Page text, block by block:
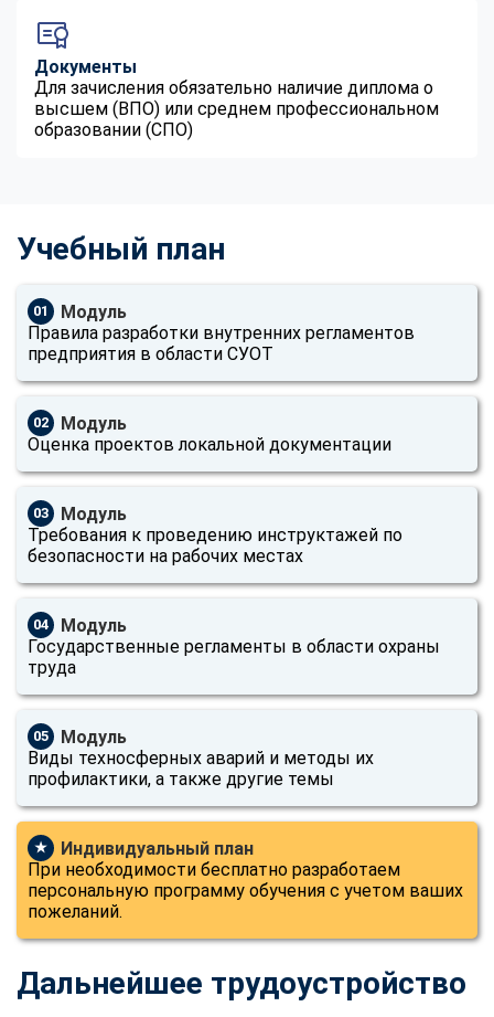
Документы
Для зачисления обязательно наличие диплома о
высшем (ВПО) или среднем профессиональном
образовании (СПО)
Учебный план
01
Модуль
Правила разработки внутренних регламентов
предприятия в области СУОТ
02
Модуль
Оценка проектов локальной документации
03
Модуль
Требования к проведению инструктажей по
безопасности на рабочих местах
04
Модуль
Государственные регламенты в области охраны
труда
05
Модуль
Виды техносферных аварий и методы их
профилактики, а также другие темы
★
Индивидуальный план
При необходимости бесплатно разработаем
персональную программу обучения с учетом ваших
пожеланий.
Дальнейшее трудоустройство